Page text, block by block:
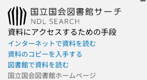
資料にアクセスするための手段
インターネットで資料を読む
資料のコピーを入手する
図書館で資料を読む
国立国会図書館ホームページ